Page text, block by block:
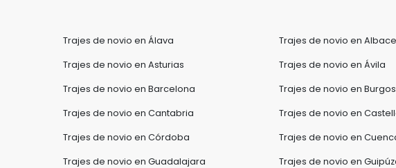
Trajes de novio en Álava Trajes de novio en
Trajes de novio en Asturias Trajes de novio en Ávila
Trajes de novio en Barcelona Trajes de novio en Burgos
Trajes de novio en Cantabria Trajes de novio en
Trajes de novio en Córdoba Trajes de novio en
Trajes de novio en Guadalajara Trajes de novio en